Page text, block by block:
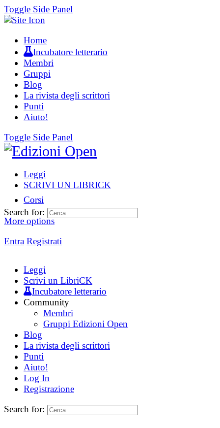
Toggle Side Panel
Home
Incubatore letterario
Membri
Gruppi
Blog
La rivista degli scrittori
Punti
Aiuto!
Toggle Side Panel
Leggi
SCRIVI UN LIBRICK
Corsi
More options
Entra Registrati
Search for:
Leggi
Scrivi un LibriCK
Incubatore letterario
Community
Membri
Gruppi Edizioni Open
Blog
La rivista degli scrittori
Punti
Aiuto!
Log In
Registrazione
Search for: